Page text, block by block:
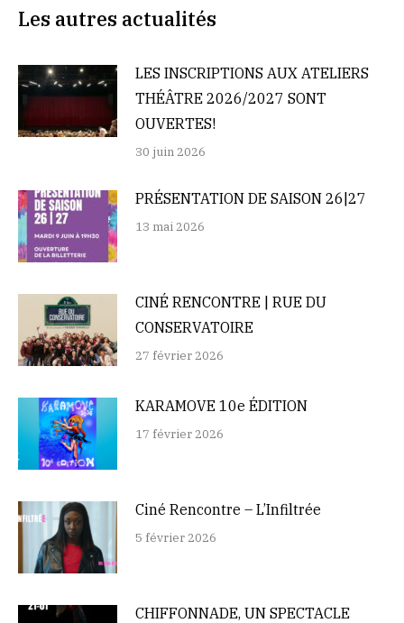
Les autres actualités
LES INSCRIPTIONS AUX ATELIERS
THÉÂTRE 2026/2027 SONT
OUVERTES!
30 juin 2026
PRÉSENTATION DE SAISON 26|27
13 mai 2026
CINÉ RENCONTRE | RUE DU
CONSERVATOIRE
27 février 2026
KARAMOVE 10e ÉDITION
17 février 2026
Ciné Rencontre – L’Infiltrée
5 février 2026
CHIFFONNADE, UN SPECTACLE